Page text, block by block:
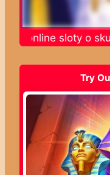
online sloty o
Try